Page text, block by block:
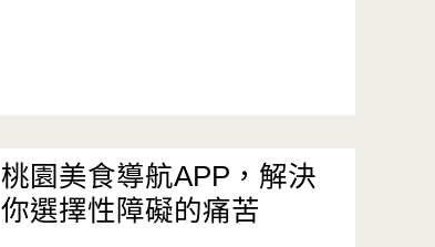
桃園美食導航APP，解決
你選擇性障礙的痛苦